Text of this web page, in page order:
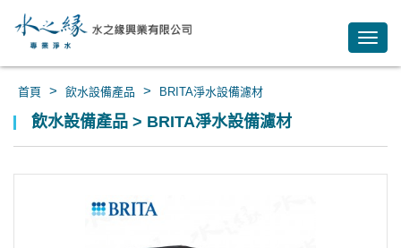
首頁 > 飲水設備產品 > BRITA淨水設備濾材
飲水設備產品 > BRITA淨水設備濾材